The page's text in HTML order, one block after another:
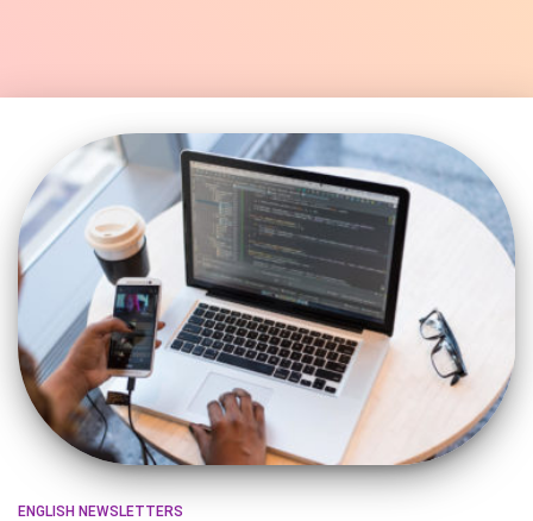
ENGLISH NEWSLETTERS